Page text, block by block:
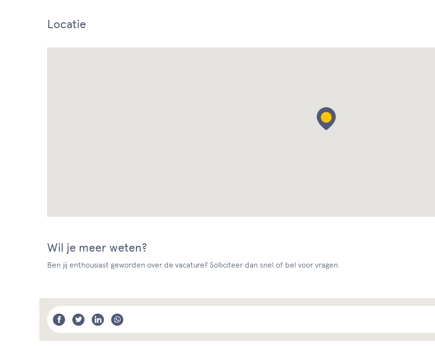
Locatie
Wil je meer weten?
Ben jij enthousiast geworden over de vacature? Solliciteer dan snel of bel voor vragen.